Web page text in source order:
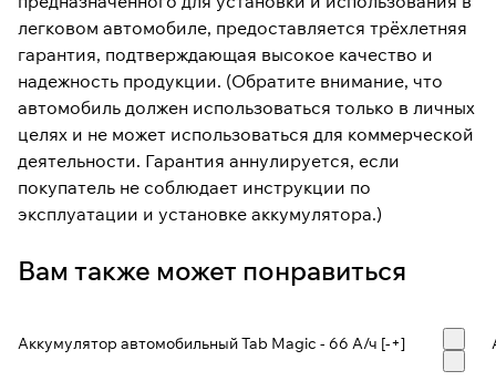
легковом автомобиле, предоставляется трёхлетняя
гарантия, подтверждающая высокое качество и
надежность продукции. (Обратите внимание, что
автомобиль должен использоваться только в личных
целях и не может использоваться для коммерческой
деятельности. Гарантия аннулируется, если
покупатель не соблюдает инструкции по
эксплуатации и установке аккумулятора.)
Вам также может понравиться
Аккумулятор автомобильный Tab Magic - 66 А/ч [-+]